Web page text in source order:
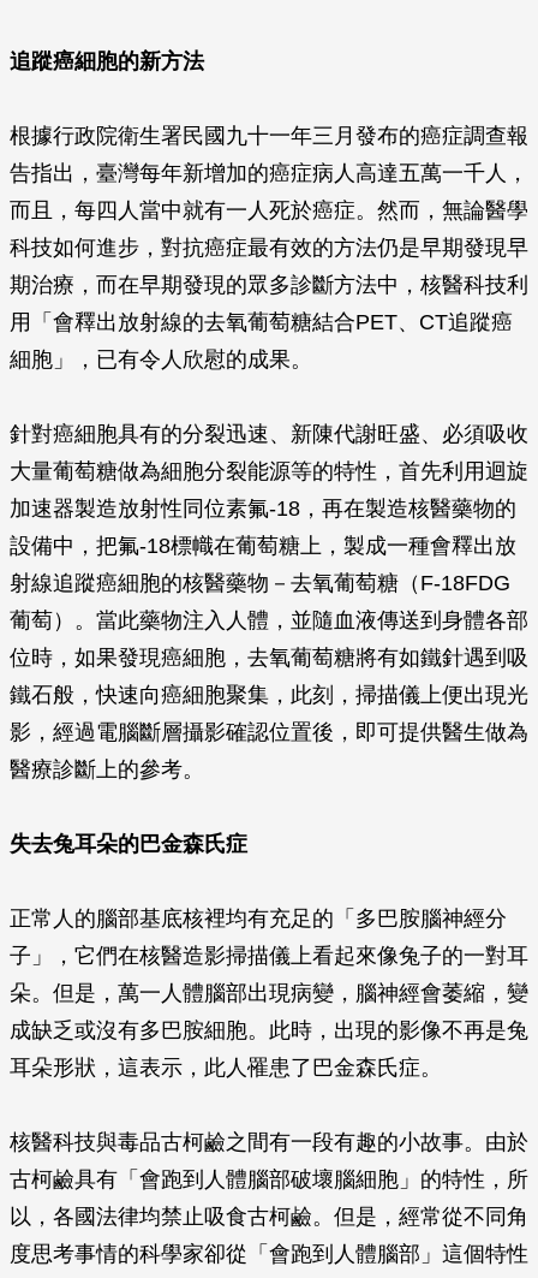
追蹤癌細胞的新方法
根據行政院衛生署民國九十一年三月發布的癌症調查報
告指出，臺灣每年新增加的癌症病人高達五萬一千人，
而且，每四人當中就有一人死於癌症。然而，無論醫學
科技如何進步，對抗癌症最有效的方法仍是早期發現早
期治療，而在早期發現的眾多診斷方法中，核醫科技利
用「會釋出放射線的去氧葡萄糖結合PET、CT追蹤癌
細胞」，已有令人欣慰的成果。
針對癌細胞具有的分裂迅速、新陳代謝旺盛、必須吸收
大量葡萄糖做為細胞分裂能源等的特性，首先利用迴旋
加速器製造放射性同位素氟-18，再在製造核醫藥物的
設備中，把氟-18標幟在葡萄糖上，製成一種會釋出放
射線追蹤癌細胞的核醫藥物－去氧葡萄糖（F-18FDG
葡萄）。當此藥物注入人體，並隨血液傳送到身體各部
位時，如果發現癌細胞，去氧葡萄糖將有如鐵針遇到吸
鐵石般，快速向癌細胞聚集，此刻，掃描儀上便出現光
影，經過電腦斷層攝影確認位置後，即可提供醫生做為
醫療診斷上的參考。
失去兔耳朵的巴金森氏症
正常人的腦部基底核裡均有充足的「多巴胺腦神經分
子」，它們在核醫造影掃描儀上看起來像兔子的一對耳
朵。但是，萬一人體腦部出現病變，腦神經會萎縮，變
成缺乏或沒有多巴胺細胞。此時，出現的影像不再是兔
耳朵形狀，這表示，此人罹患了巴金森氏症。
核醫科技與毒品古柯鹼之間有一段有趣的小故事。由於
古柯鹼具有「會跑到人體腦部破壞腦細胞」的特性，所
以，各國法律均禁止吸食古柯鹼。但是，經常從不同角
度思考事情的科學家卻從「會跑到人體腦部」這個特性